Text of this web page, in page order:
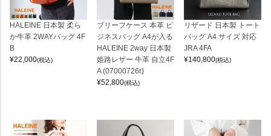
HALEINE 日本製 柔ら
か牛革 2WAYバッグ 4F
B
¥22,000(税込)
ブリーフケース 本革 ビ
ジネスバッグ A4が入る
HALEINE 2way 日本製
姫路レザー 牛革 自立4F
A (07000726r)
¥52,800(税込)
リザード 日本製 トート
バッグ A4 サイズ 対応
JRA 4FA
¥140,800(税込)